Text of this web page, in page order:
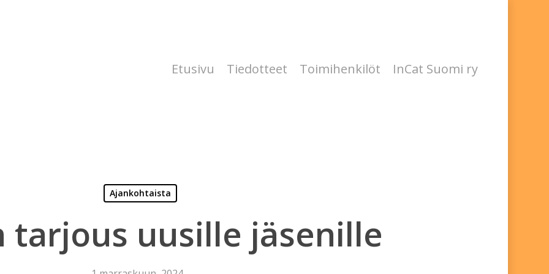
Etusivu Tiedotteet Toimihenkilöt InCat Suomi ry
Ajankohtaista
tarjous uusille jäsenille